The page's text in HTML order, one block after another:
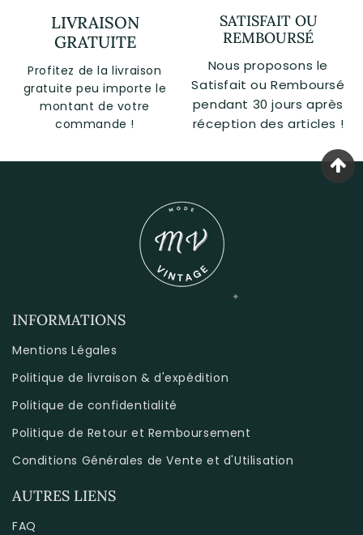
LIVRAISON
GRATUITE
Profitez de la livraison
gratuite peu importe le
montant de votre
commande !
SATISFAIT OU
REMBOURSÉ
Nous proposons le
Satisfait ou Remboursé
pendant 30 jours après
réception des articles !
INFORMATIONS
Mentions Légales
Politique de livraison & d'expédition
Politique de confidentialité
Politique de Retour et Remboursement
Conditions Générales de Vente et d'Utilisation
AUTRES LIENS
FAQ